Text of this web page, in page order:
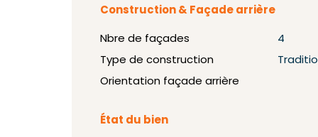
Construction & Façade arrière
Nbre de façades
4
Type de construction
Orientation façade arrière
État du bien